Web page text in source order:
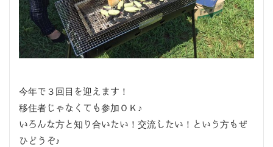
今年で３回目を迎えます！
移住者じゃなくても参加ＯＫ♪
いろんな方と知り合いたい！交流したい！という方もぜ
ひどうぞ♪